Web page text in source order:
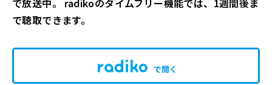
で放送中。 radikoのタイムフリー機能では、1週間後ま
で聴取できます。
で開く